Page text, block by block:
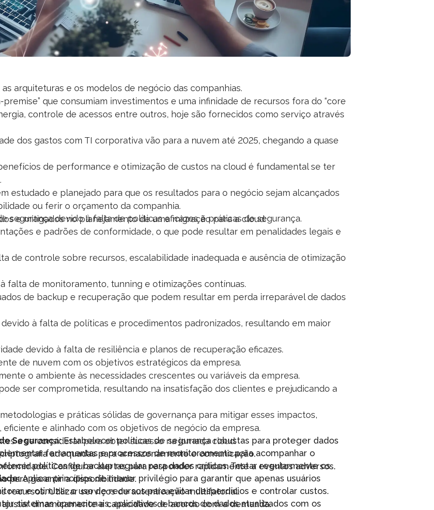
arquiteturas e os modelos de negócio das companhias.
premise” que consumiam investimentos e uma infinidade de recursos fora do “core
controle de acessos entre outros, hoje são fornecidos como serviço através
dos gastos com TI corporativa vão para a nuvem até 2025, chegando a quase
de performance e otimização de custos na cloud é fundamental se ter
estudado e planejado para que os resultados para o negócio sejam alcançados
ou ferir o orçamento da companhia.
e mitigados no planejamento de uma migração para a cloud:
segurança devido à falta de políticas eficazes e práticas de segurança.
e padrões de conformidade, o que pode resultar em penalidades legais e
de controle sobre recursos, escalabilidade inadequada e ausência de otimização
falta de monitoramento, tunning e otimizações contínuas.
de backup e recuperação que podem resultar em perda irreparável de dados
à falta de políticas e procedimentos padronizados, resultando em maior
devido à falta de resiliência e planos de recuperação eficazes.
de nuvem com os objetivos estratégicos da empresa.
o ambiente às necessidades crescentes ou variáveis da empresa.
ser comprometida, resultando na insatisfação dos clientes e prejudicando a
e práticas sólidas de governança para mitigar esses impactos,
e alinhado com os objetivos de negócio da empresa.
a se considerar para obter sucesso na jornada cloud:
Segurança:Estabelecer políticas de segurança robustas para proteger dados
adequadas para armazenamento e comunicação.
ferramentas e processos de monitoramento para acompanhar o
Configurar alertas para responder rapidamente a eventos adversos.
políticas de backup regular para dados críticos. Testar regularmente os
para garantir a disponibilidade.
Aplicar princípios de menor privilégio para garantir que apenas usuários
recursos. Utilizar serviços de autenticação multifatorial.
e otimizar o uso de recursos para evitar desperdícios e controlar custos.
dinamicamente a capacidade de acordo com a demanda.
sistemas operacionais, aplicativos e bancos de dados atualizados com os